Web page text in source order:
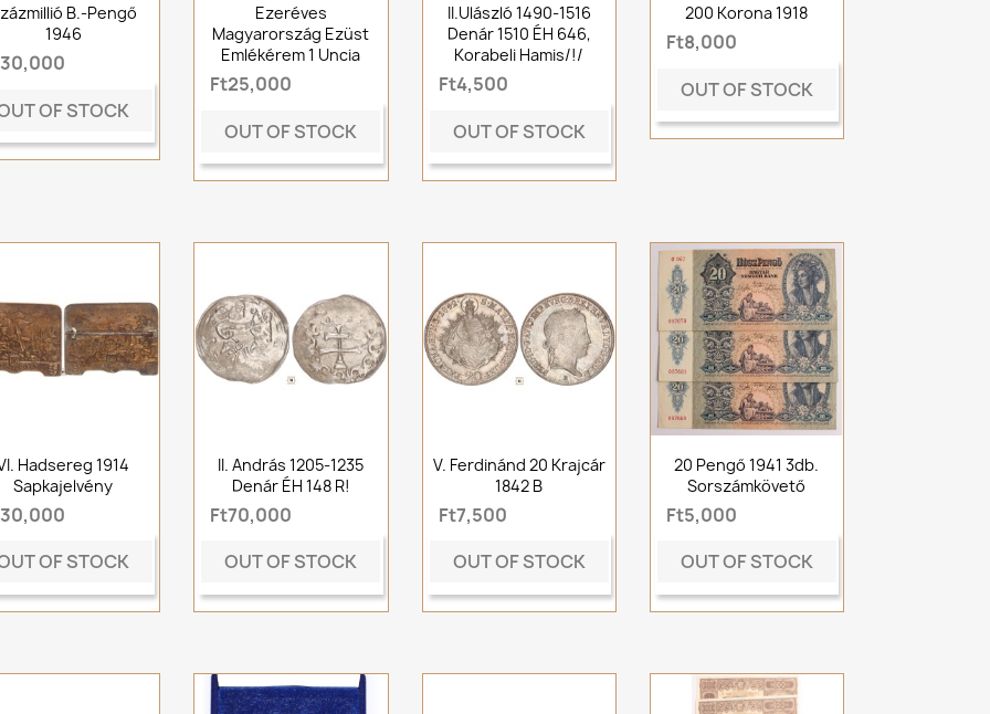
B.-Pengő
1946
OF STOCK
Ezeréves
Magyarország Ezüst
Emlékérem 1 Uncia
Ft25,000
OUT OF STOCK
II.Ulászló 1490-1516
Denár 1510 ÉH 646,
Korabeli Hamis/!/
Ft4,500
OUT OF STOCK
200 Korona 1918
Ft8,000
OUT OF STOCK
Hadsereg 1914
Sapkajelvény
OF STOCK
II. András 1205-1235
Denár ÉH 148 R!
Ft70,000
OUT OF STOCK
V. Ferdinánd 20 Krajcár
1842 B
Ft7,500
OUT OF STOCK
20 Pengő 1941 3db.
Sorszámkövető
Ft5,000
OUT OF STOCK